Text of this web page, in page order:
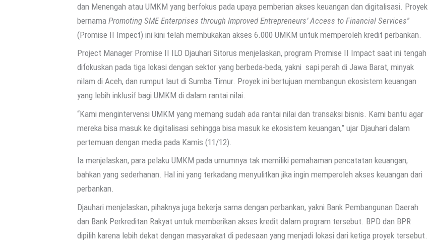
dan Menengah atau UMKM yang berfokus pada upaya pemberian akses keuangan dan digitalisasi. Proyek
bernama Promoting SME Enterprises through Improved Entrepreneurs’ Access to Financial Services”
(Promise II Impect) ini kini telah membukakan akses 6.000 UMKM untuk memperoleh kredit perbankan.
Project Manager Promise II ILO Djauhari Sitorus menjelaskan, program Promise II Impact saat ini tengah
difokuskan pada tiga lokasi dengan sektor yang berbeda-beda, yakni sapi perah di Jawa Barat, minyak
nilam di Aceh, dan rumput laut di Sumba Timur. Proyek ini bertujuan membangun ekosistem keuangan
yang lebih inklusif bagi UMKM di dalam rantai nilai.
“Kami mengintervensi UMKM yang memang sudah ada rantai nilai dan transaksi bisnis. Kami bantu agar
mereka bisa masuk ke digitalisasi sehingga bisa masuk ke ekosistem keuangan,” ujar Djauhari dalam
pertemuan dengan media pada Kamis (11/12).
Ia menjelaskan, para pelaku UMKM pada umumnya tak memiliki pemahaman pencatatan keuangan,
bahkan yang sederhanan. Hal ini yang terkadang menyulitkan jika ingin memperoleh akses keuangan dari
perbankan.
Djauhari menjelaskan, pihaknya juga bekerja sama dengan perbankan, yakni Bank Pembangunan Daerah
dan Bank Perkreditan Rakyat untuk memberikan akses kredit dalam program tersebut. BPD dan BPR
dipilih karena lebih dekat dengan masyarakat di pedesaan yang menjadi lokasi dari ketiga proyek tersebut.